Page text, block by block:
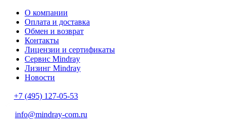
О компании
Оплата и доставка
Обмен и возврат
Контакты
Лицензии и сертификаты
Сервис Mindray
Лизинг Mindray
Новости
+7 (495) 127-05-53
info@mindray-com.ru